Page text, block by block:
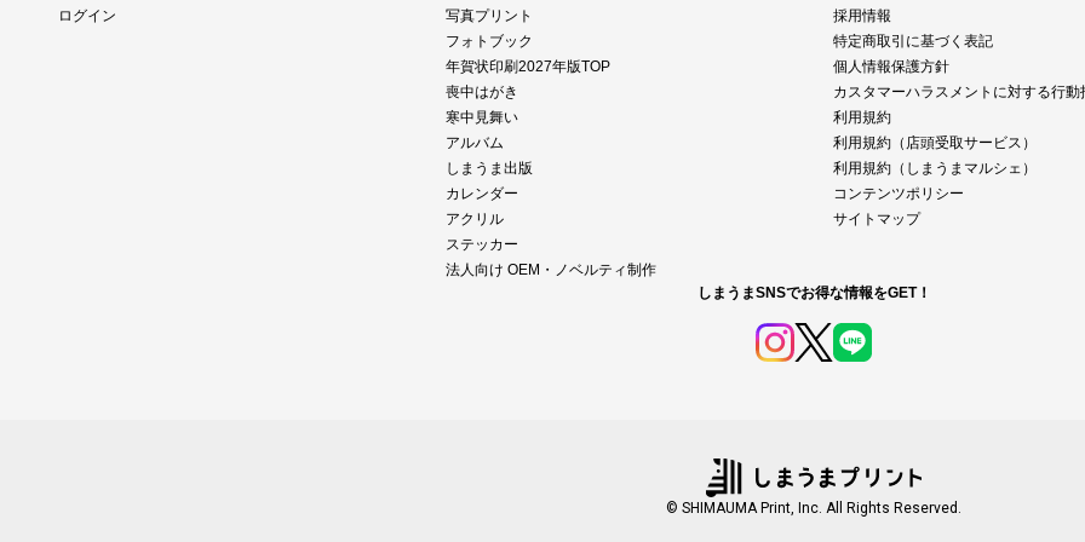
ログイン
写真プリント
フォトブック
年賀状印刷2027年版TOP
喪中はがき
寒中見舞い
アルバム
しまうま出版
カレンダー
アクリル
ステッカー
法人向け OEM・ノベルティ制作
採用情報
特定商取引に基づく表記
個人情報保護方針
カスタマーハラスメントに対する行動
利用規約
利用規約（店頭受取サービス）
利用規約（しまうまマルシェ）
コンテンツポリシー
サイトマップ
しまうまSNSでお得な情報をGET！
© SHIMAUMA Print, Inc. All Rights Reserved.